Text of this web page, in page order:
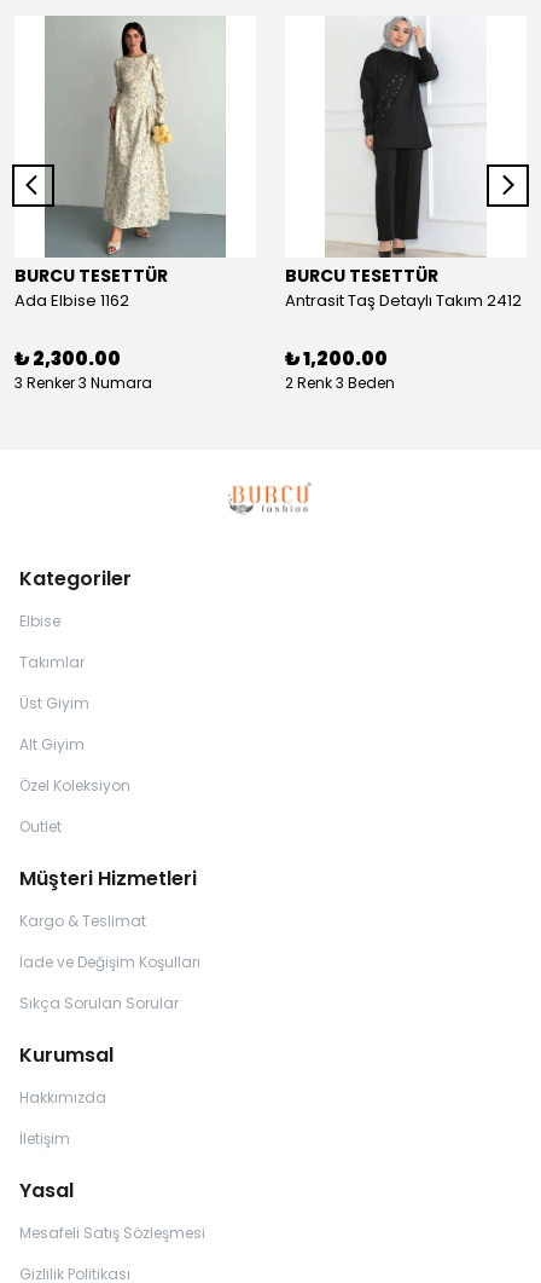
BURCU TESETTÜR
Ada Elbise 1162
₺ 2,300.00
3 Renker 3 Numara
BURCU TESETTÜR
Antrasit Taş Detaylı Takım 2412
₺ 1,200.00
2 Renk 3 Beden
Kategoriler
Elbise
Takımlar
Üst Giyim
Alt Giyim
Özel Koleksiyon
Outlet
Müşteri Hizmetleri
Kargo & Teslimat
İade ve Değişim Koşulları
Sıkça Sorulan Sorular
Kurumsal
Hakkımızda
İletişim
Yasal
Mesafeli Satış Sözleşmesi
Gizlilik Politikası